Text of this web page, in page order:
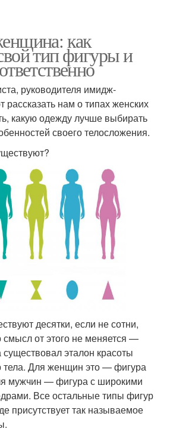
как
тип фигуры и
руководителя имидж-
рассказать нам о типах женских
какую одежду лучше выбирать
своего телосложения.
десятки, если не сотни,
от этого не меняется —
эталон красоты
тела. Для женщин это — фигура
мужчин — фигура с широкими
Все остальные типы фигур
присутствует так называемое